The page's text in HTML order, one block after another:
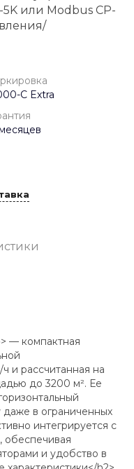
5K или Modbus CP-
C Extra
— компактная
и рассчитанная на
до 3200 м². Ее
даже в ограниченных
интегрируется с
обеспечивая
и удобство в